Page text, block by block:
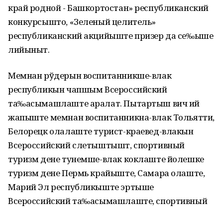
край родной - Башкортостан» республиканский
конкурсышто, «Зеленый целитель»
республиканский акцийыште призер да се‰ыше
лийыныт.
Мемнан рўдерын воспитанникше-влак
республикын чапшым Всероссийский
та‰асымашлаште аралат. Пытартыш вич ий
жапыште мемнан воспитанникна-влак Тольятти,
Белорецк олалаште турист-краевед-влакын
Всероссийский слетыштышт, спортивный
туризм дене тунемше-влак коклаште йолешке
туризм дене Пермь крайыште, Самара олаште,
Марий Эл республикыште эртыше
Всероссийский та‰асымашлаште, спортивный